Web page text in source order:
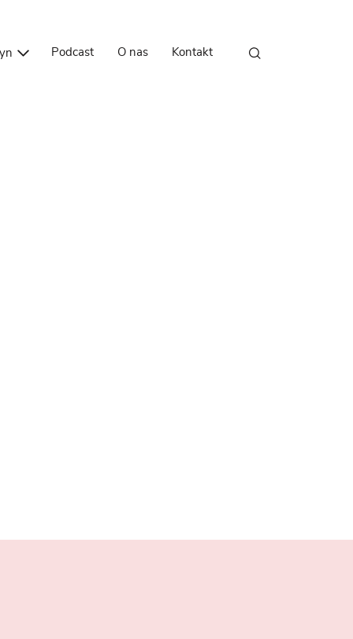
Podcast O nas Kontakt
Przejdź do treści